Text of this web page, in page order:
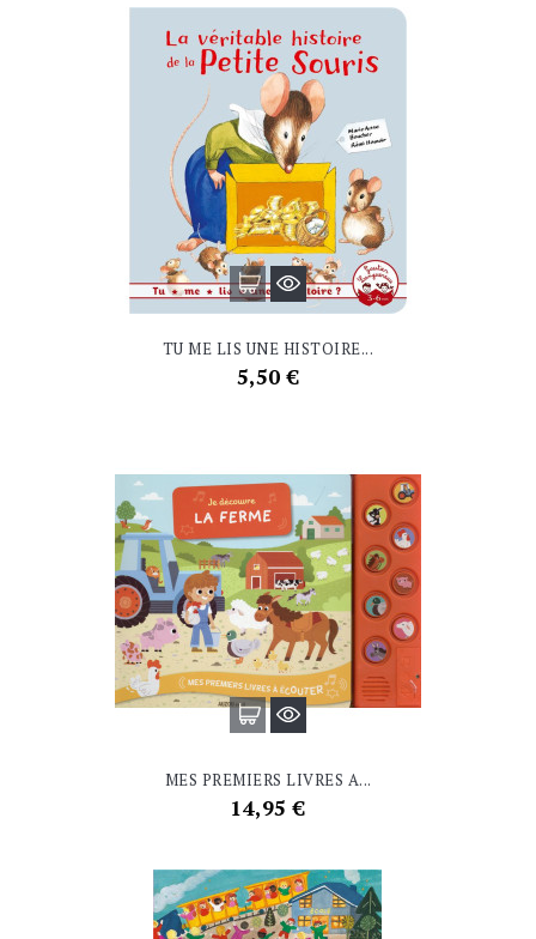
TU ME LIS UNE HISTOIRE...
Prix
5,50 €
MES PREMIERS LIVRES A...
Prix
14,95 €